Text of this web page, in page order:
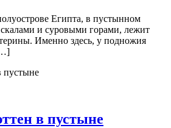
Египта, в пустынном
и суровыми горами, лежит
Именно здесь, у подножия
в пустыне